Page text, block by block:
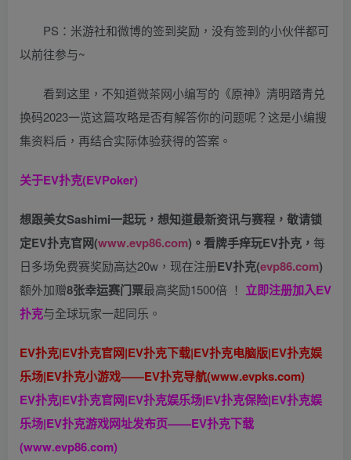
PS：米游社和微博的签到奖励，没有签到的小伙伴都可
以前往参与~
看到这里，不知道微茶网小编写的《原神》清明踏青兑
换码2023一览这篇攻略是否有解答你的问题呢？这是小编搜
集资料后，再结合实际体验获得的答案。
关于EV扑克(EVPoker)
想跟美女Sashimi一起玩， 想知道最新资讯与赛程， 敬请锁
定EV扑克官网(www.evp86.com)。看牌手痒玩EV扑克， 每
日多场免费赛奖励高达20w，现在注册EV扑克(evp86.com)
额外加赠8张幸运赛门票最高奖励1500倍 ！ 立即注册加入EV
扑克与全球玩家一起同乐。
EV扑克|EV扑克官网|EV扑克下载|EV扑克电脑版|EV扑克娱
乐场|EV扑克小游戏——EV扑克导航(www.evpks.com)
EV扑克|EV扑克官网|EV扑克娱乐场|EV扑克保险|EV扑克娱
乐场|EV扑克游戏网址发布页——EV扑克下载
(www.evp86.com)